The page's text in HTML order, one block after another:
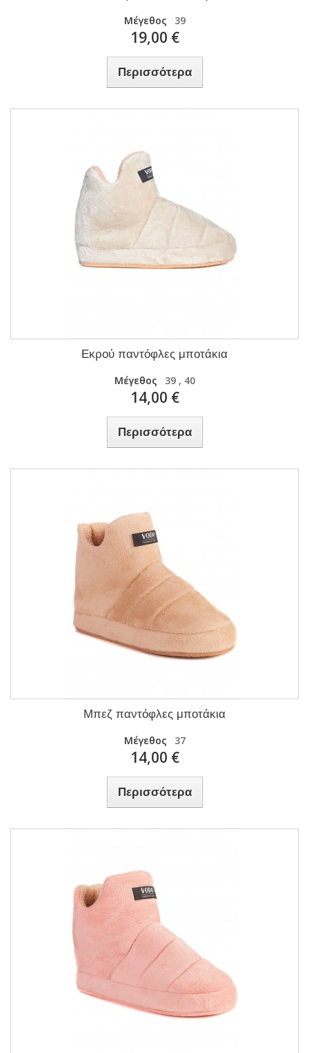
Μέγεθος
39
19,00 €
Περισσότερα
Εκρού παντόφλες μποτάκια
Μέγεθος
39 , 40
14,00 €
Περισσότερα
Μπεζ παντόφλες μποτάκια
Μέγεθος
37
14,00 €
Περισσότερα